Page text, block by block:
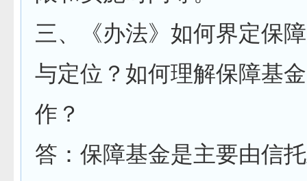
三、《办法》如何界定保
与定位？如何理解保障基
作？
答：保障基金是主要由信